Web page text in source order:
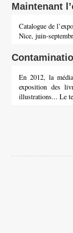
Maintenant
Catalogue de
Nice, juin-
En 2012, la
exposition des
illustrations... Le